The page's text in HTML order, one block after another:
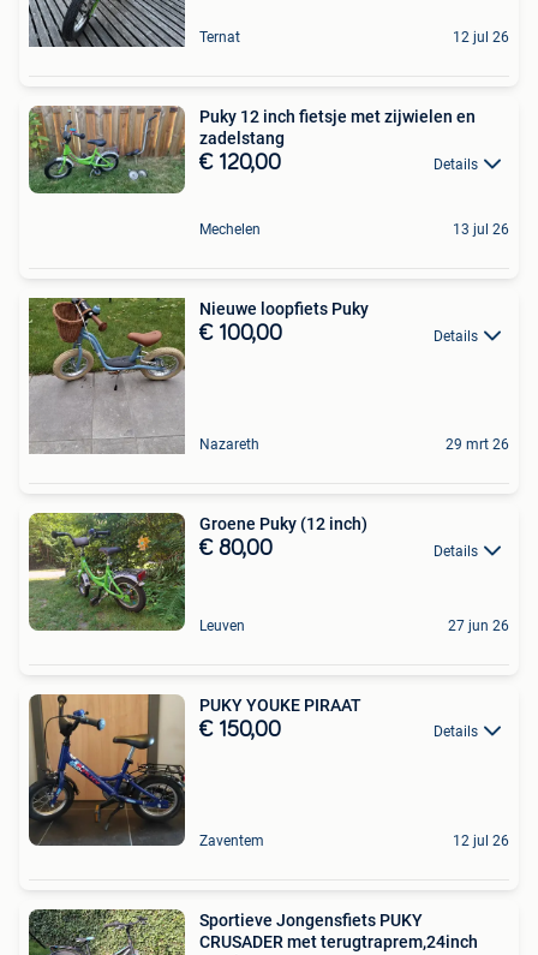
Ternat 12 jul 26
Puky 12 inch fietsje met zijwielen en
zadelstang
€ 120,00 Details
Mechelen 13 jul 26
Nieuwe loopfiets Puky
€ 100,00 Details
Nazareth 29 mrt 26
Groene Puky (12 inch)
€ 80,00 Details
Leuven 27 jun 26
PUKY YOUKE PIRAAT
€ 150,00 Details
Zaventem 12 jul 26
Sportieve Jongensfiets PUKY
CRUSADER met terugtraprem,24inch